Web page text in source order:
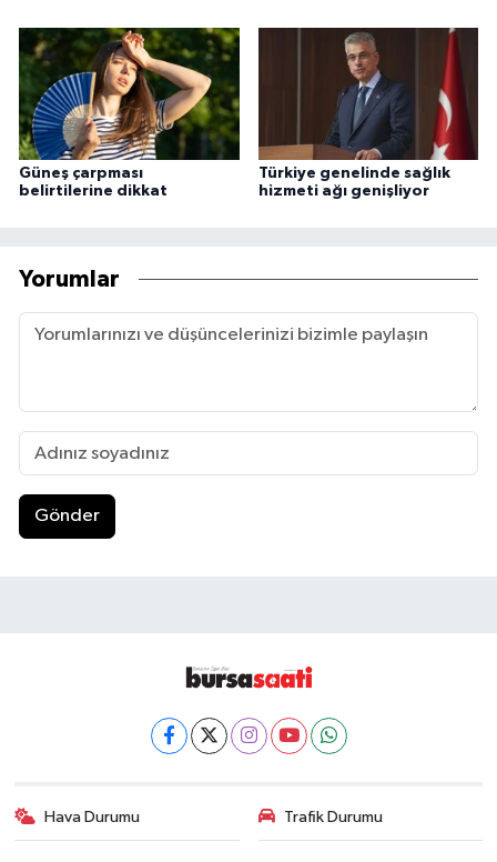
Güneş çarpması
belirtilerine dikkat
Türkiye genelinde sağlık
hizmeti ağı genişliyor
Yorumlar
Gönder
Hava Durumu Trafik Durumu